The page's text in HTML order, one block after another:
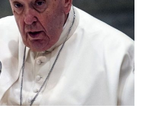
Aliko